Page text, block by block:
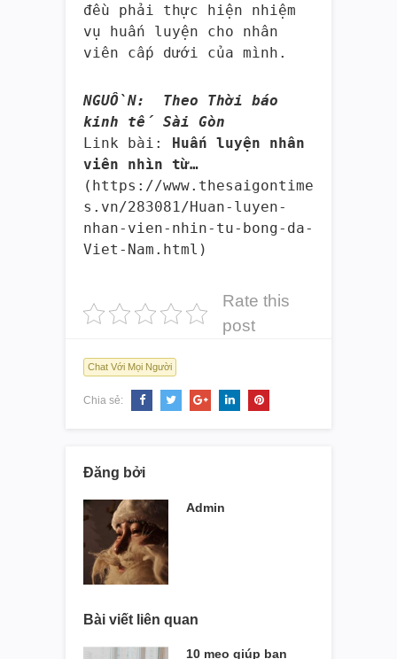
đều phải thực hiện nhiệm
vụ huấn luyện cho nhân
viên cấp dưới của mình.
NGUỒN: Theo Thời báo
kinh tế Sài Gòn
Link bài: Huấn luyện nhân
viên nhìn từ…
(https://www.thesaigontime
s.vn/283081/Huan-luyen-
nhan-vien- nhin-tu-bong-da-
Viet-Nam.html)
Rate this
post
Chat Với Mọi Người
Chia sẻ:
Đăng bởi
Admin
Bài viết liên quan
10 mẹo giúp bạn